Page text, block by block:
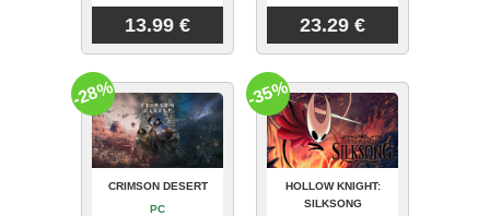
13.99 € 23.29 €
CRIMSON DESERT
PC
-28%
HOLLOW KNIGHT:
SILKSONG
-35%